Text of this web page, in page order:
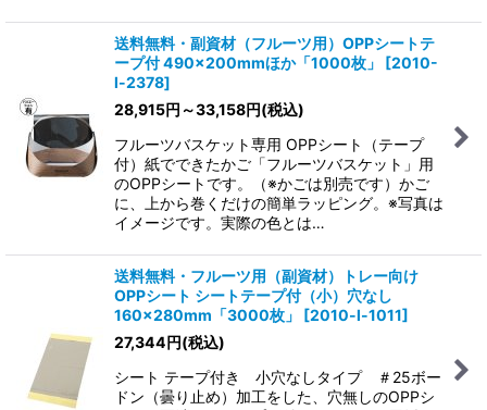
送料無料・副資材（フルーツ用）OPPシートテ
ープ付 490×200mmほか「1000枚」
[2010-
l-2378]
28,915円 ～33,158円(税込)
フルーツバスケット専用 OPPシート（テープ
付）紙でできたかご「フルーツバスケット」用
のOPPシートです。（※かごは別売です）かご
に、上から巻くだけの簡単ラッピング。※写真は
イメージです。実際の色とは…
送料無料・フルーツ用（副資材）トレー向け
OPPシート シートテープ付（小）穴なし
160×280mm「3000枚」
[2010-l-1011]
27,344円(税込)
シート テープ付き 小穴なしタイプ ＃25ボー
ドン（曇り止め）加工をした、穴無しのOPPシ